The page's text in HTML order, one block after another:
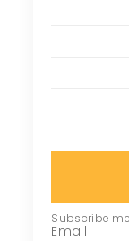
Subscribe
Email